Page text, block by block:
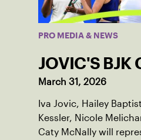
PRO MEDIA & NEWS
JOVIC'S BJK
March 31, 2026
Iva Jovic, Hailey
Kessler, Nicole
Caty McNally will